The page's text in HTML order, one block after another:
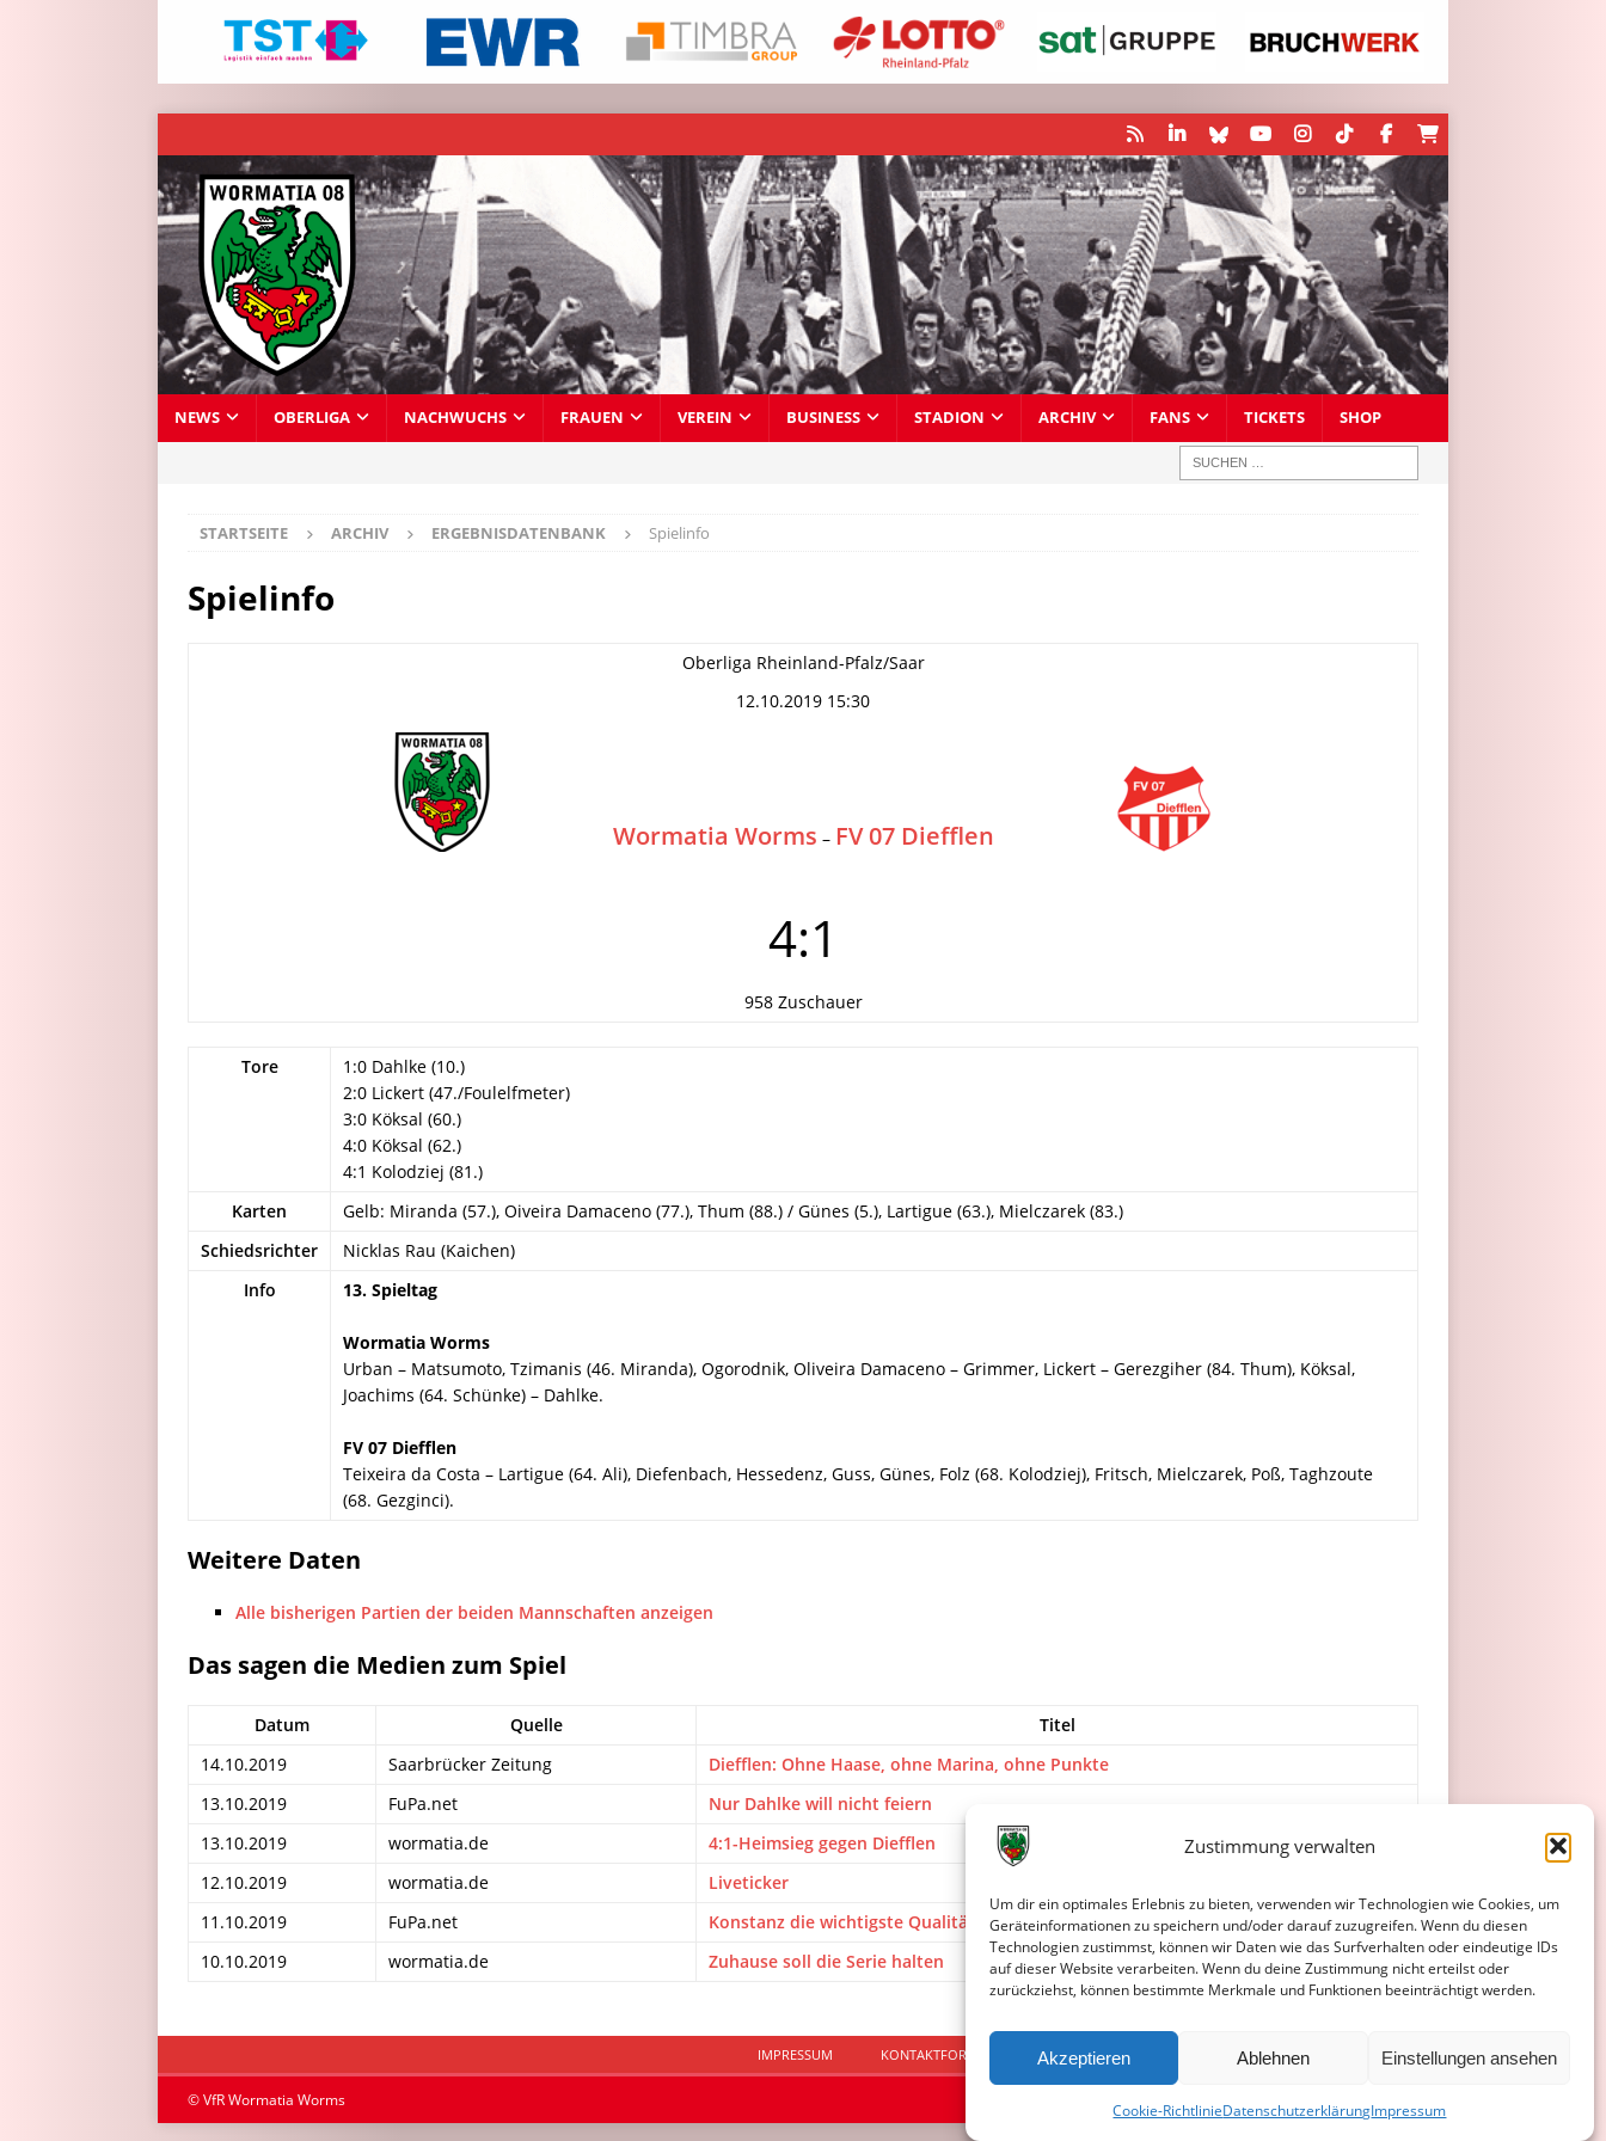
Zustimmung verwalten
Um dir ein optimales Erlebnis zu bieten, verwenden wir Technologien wie Cookies, um
Geräteinformationen zu speichern und/oder darauf zuzugreifen. Wenn du diesen
Technologien zustimmst, können wir Daten wie das Surfverhalten oder eindeutige IDs
auf dieser Website verarbeiten. Wenn du deine Zustimmung nicht erteilst oder
zurückziehst, können bestimmte Merkmale und Funktionen beeinträchtigt werden.
Akzeptieren Ablehnen Einstellungen ansehen
Cookie-RichtlinieDatenschutzerklärungImpressum
NEWS OBERLIGA NACHWUCHS FRAUEN VEREIN BUSINESS STADION ARCHIV FANS TICKETS SHOP
STARTSEITE ARCHIV ERGEBNISDATENBANK Spielinfo
Spielinfo
Oberliga Rheinland-Pfalz/Saar
12.10.2019 15:30
Wormatia Worms – FV 07 Diefflen
4:1
958 Zuschauer
Tore
1:0 Dahlke (10.)
2:0 Lickert (47./Foulelfmeter)
3:0 Köksal (60.)
4:0 Köksal (62.)
4:1 Kolodziej (81.)
Karten
Gelb: Miranda (57.), Oiveira Damaceno (77.), Thum (88.) / Günes (5.), Lartigue (63.), Mielczarek (83.)
Schiedsrichter
Nicklas Rau (Kaichen)
Info
13. Spieltag
Wormatia Worms
Urban – Matsumoto, Tzimanis (46. Miranda), Ogorodnik, Oliveira Damaceno – Grimmer, Lickert – Gerezgiher (84. Thum), Köksal,
Joachims (64. Schünke) – Dahlke.
FV 07 Diefflen
Teixeira da Costa – Lartigue (64. Ali), Diefenbach, Hessedenz, Guss, Günes, Folz (68. Kolodziej), Fritsch, Mielczarek, Poß, Taghzoute
(68. Gezginci).
Weitere Daten
Alle bisherigen Partien der beiden Mannschaften anzeigen
Das sagen die Medien zum Spiel
Datum Quelle
Titel
14.10.2019
Saarbrücker Zeitung
Diefflen: Ohne Haase, ohne Marina, ohne Punkte
13.10.2019
FuPa.net
Nur Dahlke will nicht feiern
13.10.2019
wormatia.de
4:1-Heimsieg gegen Diefflen
12.10.2019
wormatia.de
Liveticker
11.10.2019
FuPa.net
Konstanz die wichtigste Qualität
10.10.2019
wormatia.de Zuhause soll die Serie halten
IMPRESSUM KONTAKTFORMULAR DATENSCHUTZERKLÄRUNG COOKIE-RICHTLINIE (EU)
© VfR Wormatia Worms